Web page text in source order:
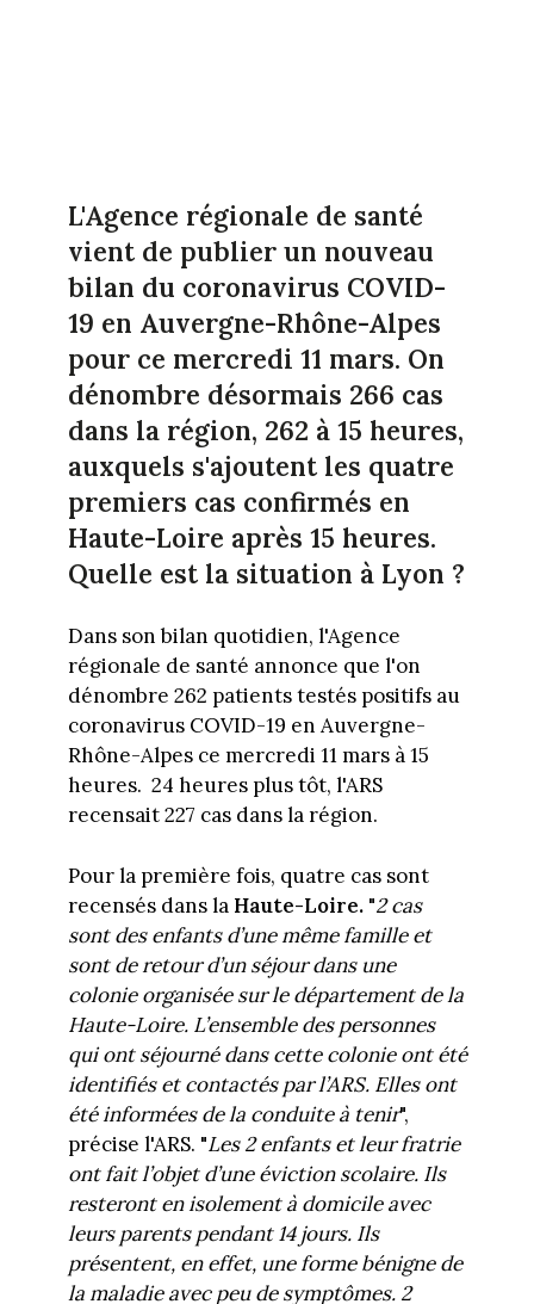
L'Agence régionale de santé
vient de publier un nouveau
bilan du coronavirus COVID-
19 en Auvergne-Rhône-Alpes
pour ce mercredi 11 mars. On
dénombre désormais 266 cas
dans la région, 262 à 15 heures,
auxquels s'ajoutent les quatre
premiers cas confirmés en
Haute-Loire après 15 heures.
Quelle est la situation à Lyon ?
Dans son bilan quotidien, l'Agence
régionale de santé annonce que l'on
dénombre 262 patients testés positifs au
coronavirus COVID-19 en Auvergne-
Rhône-Alpes ce mercredi 11 mars à 15
heures. 24 heures plus tôt, l'ARS
recensait 227 cas dans la région.
Pour la première fois, quatre cas sont
recensés dans laHaute-Loire."2 cas
sont des enfants d’une même famille et
sont de retour d’un séjour dans une
colonie organisée sur le département de la
Haute-Loire. L’ensemble des personnes
qui ont séjourné dans cette colonie ont été
identifiés et contactés par l’ARS. Elles ont
été informées de la conduite à tenir",
précise l'ARS. "Les 2 enfants et leur fratrie
ont fait l’objet d’une éviction scolaire. Ils
resteront en isolement à domicile avec
leurs parents pendant 14 jours. Ils
présentent, en effet, une forme bénigne de
la maladie avec peu de symptômes. 2